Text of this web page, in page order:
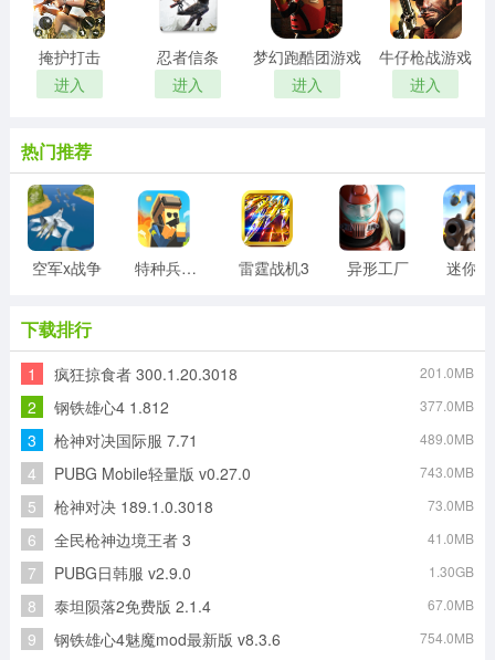
掩护打击
进入
忍者信条
进入
梦幻跑酷团游戏
进入
牛仔枪战游戏
进入
热门推荐
空军x战争 特种兵王游戏 雷霆战机3 异形工厂
下载排行
1 疯狂掠食者 300.1.20.3018 201.0MB
2 钢铁雄心4 1.812 377.0MB
3 枪神对决国际服 7.71 489.0MB
4 PUBG Mobile轻量版 v0.27.0 743.0MB
5 枪神对决 189.1.0.3018 73.0MB
6 全民枪神边境王者 3 41.0MB
7 PUBG日韩服 v2.9.0 1.30GB
8 泰坦陨落2免费版 2.1.4 67.0MB
9 钢铁雄心4魅魔mod最新版 v8.3.6 754.0MB